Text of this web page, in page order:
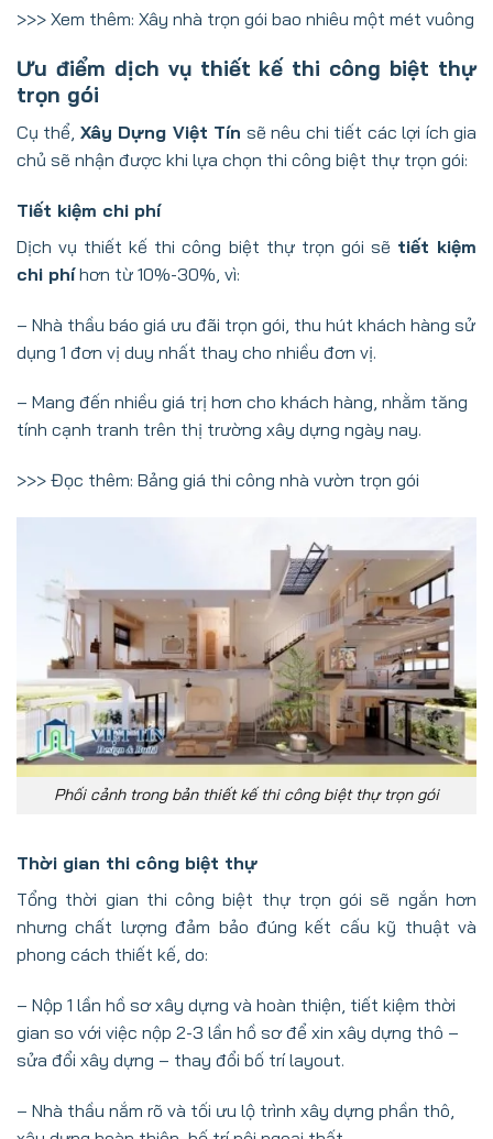
>>> Xem thêm: Xây nhà trọn gói bao nhiêu một mét vuông
Ưu điểm dịch vụ thiết kế thi công biệt thự
trọn gói
Cụ thể, Xây Dựng Việt Tín sẽ nêu chi tiết các lợi ích gia
chủ sẽ nhận được khi lựa chọn thi công biệt thự trọn gói:
Tiết kiệm chi phí
Dịch vụ thiết kế thi công biệt thự trọn gói sẽ tiết kiệm
chi phíhơn từ 10%-30%, vì:
– Nhà thầu báo giá ưu đãi trọn gói, thu hút khách hàng sử
dụng 1 đơn vị duy nhất thay cho nhiều đơn vị.
– Mang đến nhiều giá trị hơn cho khách hàng, nhằm tăng
tính cạnh tranh trên thị trường xây dựng ngày nay.
>>> Đọc thêm: Bảng giá thi công nhà vườn trọn gói
Phối cảnh trong bản thiết kế thi công biệt thự trọn gói
Thời gian thi công biệt thự
Tổng thời gian thi công biệt thự trọn gói sẽ ngắn hơn
nhưng chất lượng đảm bảo đúng kết cấu kỹ thuật và
phong cách thiết kế, do:
– Nộp 1 lần hồ sơ xây dựng và hoàn thiện, tiết kiệm thời
gian so với việc nộp 2-3 lần hồ sơ để xin xây dựng thô –
sửa đổi xây dựng – thay đổi bố trí layout.
– Nhà thầu nắm rõ và tối ưu lộ trình xây dựng phần thô,